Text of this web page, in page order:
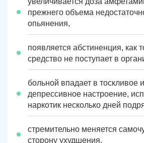
прежнего объема
опьянения,
появляется абстиненция, как
средство не поступает в
больной впадает в тоскливое и
депрессивное настроение,
наркотик несколько дней
стремительно меняется
сторону ухудшения.
ЗАДАТЬ
Касли Роза
Челябинск Сим
Красногорский